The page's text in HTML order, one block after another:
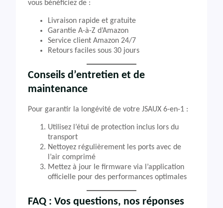
vous bénéficiez de :
Livraison rapide et gratuite
Garantie A-à-Z d’Amazon
Service client Amazon 24/7
Retours faciles sous 30 jours
Conseils d’entretien et de
maintenance
Pour garantir la longévité de votre JSAUX 6-en-1 :
Utilisez l’étui de protection inclus lors du
transport
Nettoyez régulièrement les ports avec de
l’air comprimé
Mettez à jour le firmware via l’application
officielle pour des performances optimales
FAQ : Vos questions, nos réponses